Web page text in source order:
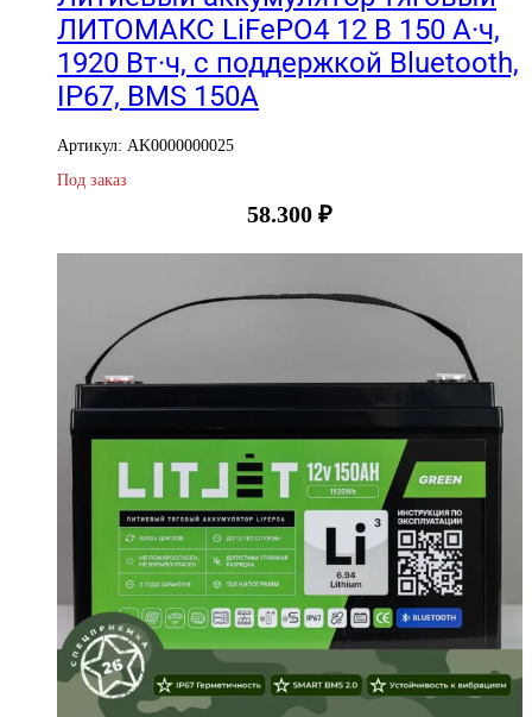
ЛИТОМАКС LiFePO4 12 В 150 А·ч,
1920 Вт·ч, c поддержкой Bluetooth,
IP67, BMS 150A
Артикул: AK0000000025
Под заказ
58.300 ₽